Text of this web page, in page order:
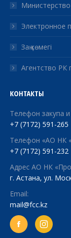
Электронное
Заң көмегі
Агентство РК
КОНТАКТЫ
Телефон закупа
+7 (7172) 591-265
Телефон «АО НК
+7 (7172) 591-232
Адрес АО НК
г. Астана, ул.
Email:
mail@fcc.kz
Facebook